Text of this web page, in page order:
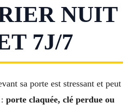
NUIT
7J/7
sa porte est stressant et peut
porte claquée, clé perdue ou